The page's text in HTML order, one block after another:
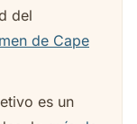
del
de Cape
es un